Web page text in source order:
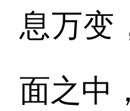
息万变
面之中